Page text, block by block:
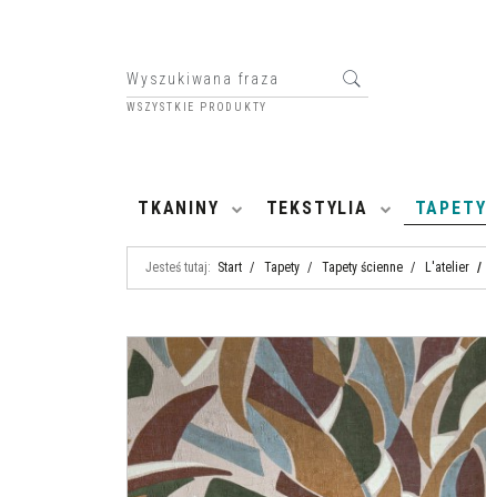
WSZYSTKIE PRODUKTY
TKANINY TEKSTYLIA TAPETY
Jesteś tutaj: Start / Tapety / Tapety ścienne / L'atelier /